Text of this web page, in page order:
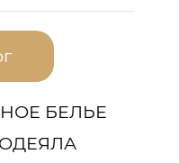
БЕЛЬЕ
ОДЕЯЛА